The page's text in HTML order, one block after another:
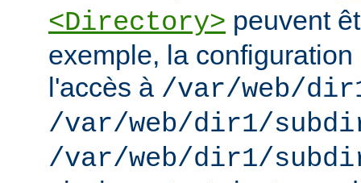
<Directory> peuvent
exemple, la
l'accès à /var/web/
/var/web/dir1/
/var/web/dir1/